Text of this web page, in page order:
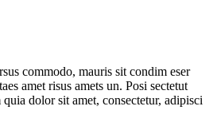
commodo, mauris sit condim eser
amet risus amets un. Posi sectetut
dolor sit amet, consectetur, adipisci